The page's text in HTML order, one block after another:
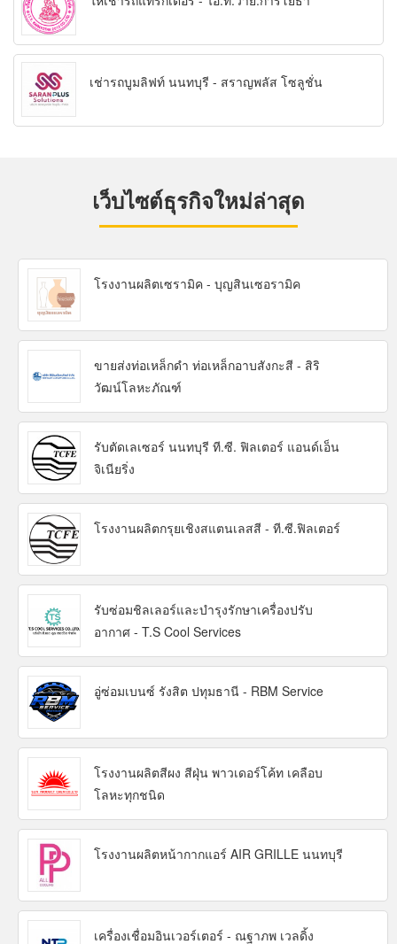
เช่ารถบูมลิฟท์ นนทบุรี - สราญพลัส โซลูชั่น
เว็บไซต์ธุรกิจใหม่ล่าสุด
โรงงานผลิตเซรามิค - บุญสินเซอรามิค
ขายส่งท่อเหล็กดำ ท่อเหล็กอาบสังกะสี - สิริ
วัฒน์โลหะภัณฑ์
รับตัดเลเซอร์ นนทบุรี ที.ซี. ฟิลเตอร์ แอนด์เอ็น
จิเนียริ่ง
โรงงานผลิตกรุยเชิงสแตนเลสสี - ที.ซี.ฟิลเตอร์
รับซ่อมชิลเลอร์และบำรุงรักษาเครื่องปรับ
อากาศ - T.S Cool Services
อู่ซ่อมเบนซ์ รังสิต ปทุมธานี - RBM Service
โรงงานผลิตสีผง สีฝุ่น พาวเดอร์โค้ท เคลือบ
โลหะทุกชนิด
โรงงานผลิตหน้ากากแอร์ AIR GRILLE นนทบุรี
เครื่องเชื่อมอินเวอร์เตอร์ - ณฐาภพ เวลดิ้ง